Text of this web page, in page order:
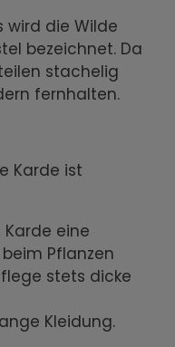
wird die Wilde
bezeichnet. Da
stachelig
fernhalten.
Karde ist
eine
Pflanzen
stets dicke
Kleidung.